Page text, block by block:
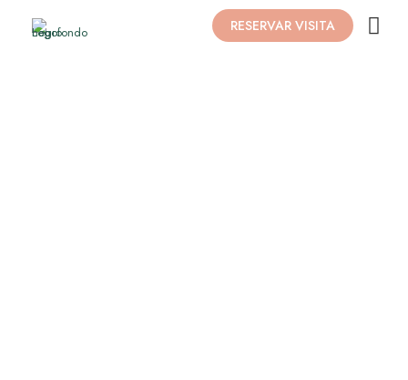
RESERVAR VISITA